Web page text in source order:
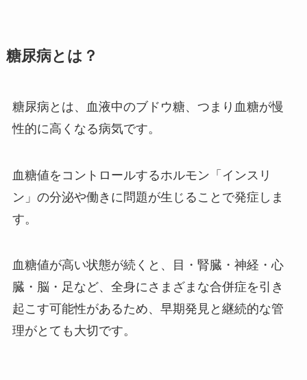
糖尿病とは？
糖尿病とは、血液中のブドウ糖、つまり血糖が慢
性的に高くなる病気です。
血糖値をコントロールするホルモン「インスリ
ン」の分泌や働きに問題が生じることで発症しま
す。
血糖値が高い状態が続くと、目・腎臓・神経・心
臓・脳・足など、全身にさまざまな合併症を引き
起こす可能性があるため、早期発見と継続的な管
理がとても大切です。